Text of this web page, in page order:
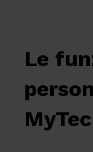
Le
MyTec